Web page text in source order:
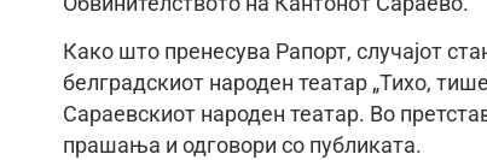
Како што пренесува Рапорт, случајот
белградскиот народен театар „Тихо,
Сараевскиот народен театар. Во
прашања и одговори со публиката.